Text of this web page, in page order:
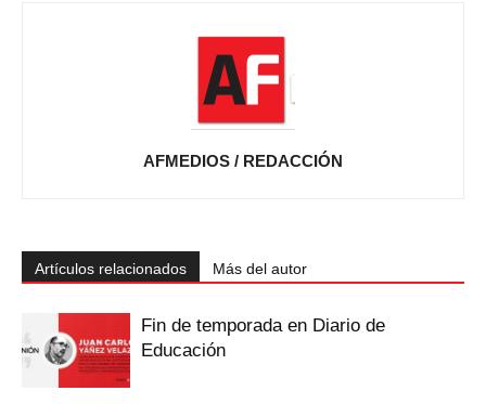
AFMEDIOS / REDACCIÓN
Artículos relacionados Más del autor
Fin de temporada en Diario de
Educación